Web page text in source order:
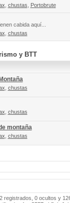
chustas Portobrute
cabida aquí...
chustas
y BTT
chustas
chustas
montaña
chustas
registrados, 0 ocultos y